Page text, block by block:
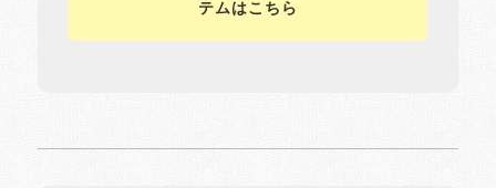
テムはこちら